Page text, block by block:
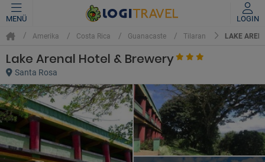
MENÜ LOGIN
Amerika Costa Rica Guanacaste Tilaran LAKE
Lake Arenal Hotel & Brewery
Santa Rosa